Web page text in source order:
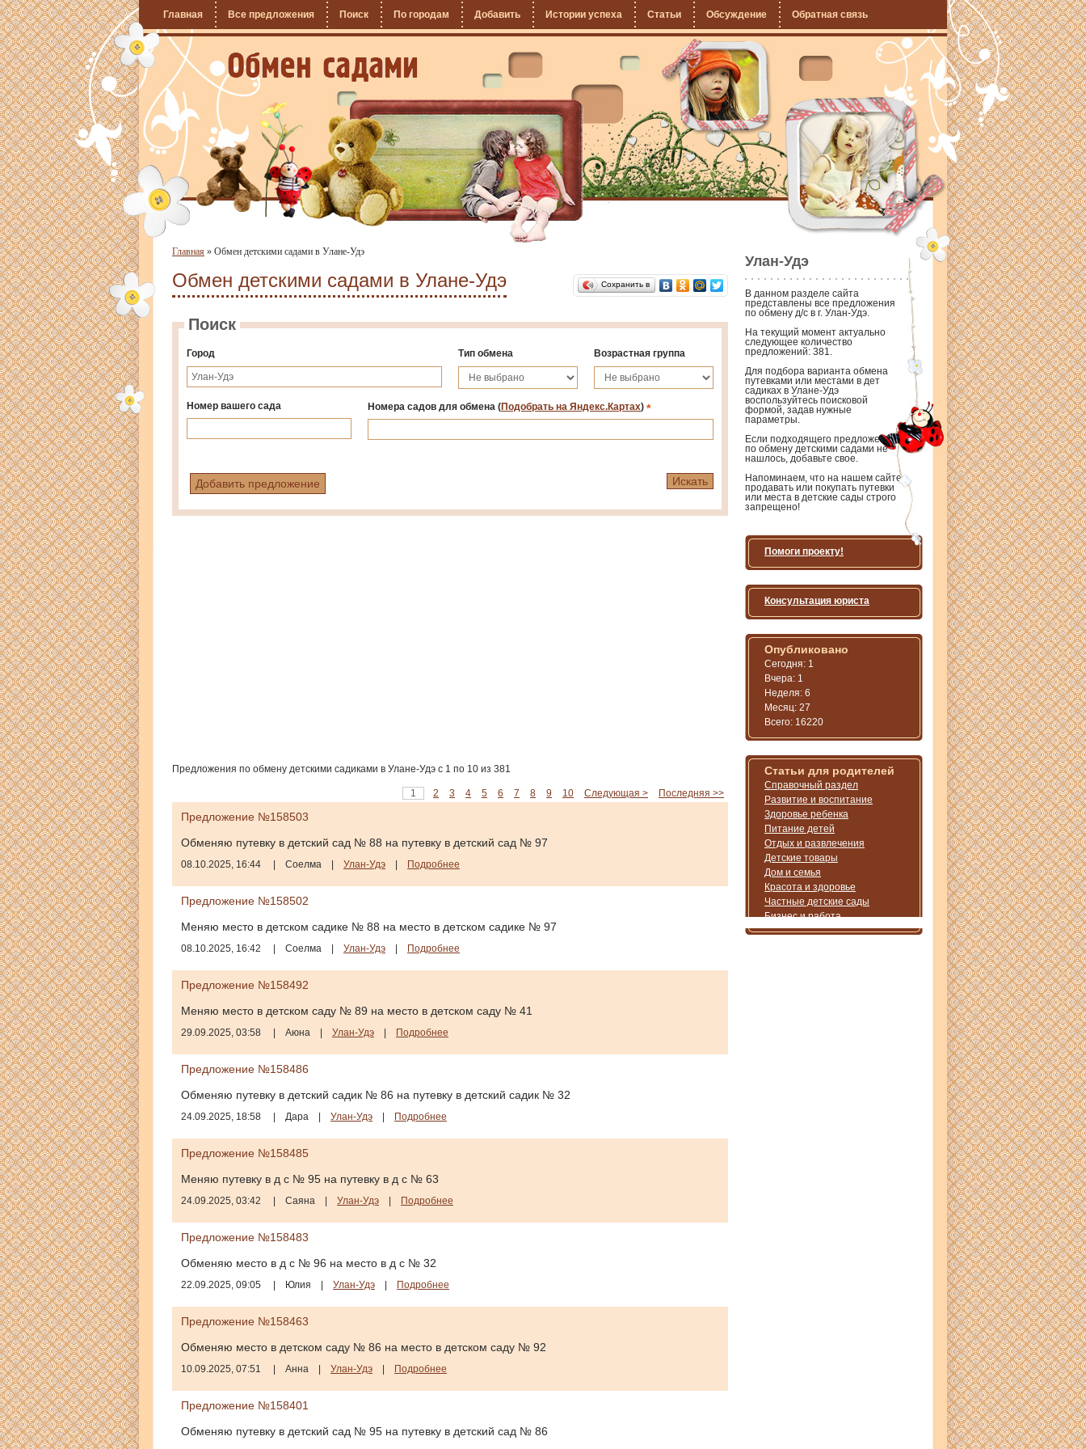
Главная Все предложения Поиск По городам Добавить Истории успеха Статьи Обсуждение Обратная связь
Главная » Обмен детскими садами в Улане-Удэ
Обмен детскими садами в Улане-Удэ Сохранить в
Поиск
Город Тип обмена Возрастная группа
Номер вашего сада Номера садов для обмена(Подобрать на Яндекс.Картах)*
Добавить предложение
Предложения по обмену детскими садиками в Улане-Удэ с 1 по 10 из 381
1 2 3 4 5 6 7 8 9 10 Следующая > Последняя >>
Предложение №158503
Обменяю путевку в детский сад № 88 на путевку в детский сад № 97
08.10.2025, 16:44 Соелма Улан-Удэ Подробнее
Предложение №158502
Меняю место в детском садике № 88 на место в детском садике № 97
08.10.2025, 16:42 Соелма Улан-Удэ Подробнее
Предложение №158492
Меняю место в детском саду № 89 на место в детском саду № 41
29.09.2025, 03:58 Аюна Улан-Удэ Подробнее
Предложение №158486
Обменяю путевку в детский садик № 86 на путевку в детский садик № 32
24.09.2025, 18:58 Дара Улан-Удэ Подробнее
Предложение №158485
Меняю путевку в д с № 95 на путевку в д с № 63
24.09.2025, 03:42 Саяна Улан-Удэ Подробнее
Предложение №158483
Обменяю место в д с № 96 на место в д с № 32
22.09.2025, 09:05 Юлия Улан-Удэ Подробнее
Предложение №158463
Обменяю место в детском саду № 86 на место в детском саду № 92
10.09.2025, 07:51 Анна Улан-Удэ Подробнее
Предложение №158401
Обменяю путевку в детский сад № 95 на путевку в детский сад № 86
Улан-Удэ
В данном разделе сайта
представлены все предложения
по обмену д/с в г. Улан-Удэ.
На текущий момент актуально
следующее количество
предложений: 381.
Для подбора варианта обмена
путевками или местами в дет
садиках в Улане-Удэ
воспользуйтесь поисковой
формой, задав нужные
параметры.
Если подходящего предложения
по обмену детскими садами не
нашлось, добавьте свое.
Напоминаем, что на нашем сайте
продавать или покупать путевки
или места в детские сады строго
запрещено!
Помоги проекту!
Консультация юриста
Опубликовано
Сегодня: 1
Вчера: 1
Неделя: 6
Месяц: 27
Всего: 16220
Статьи для родителей
Справочный раздел
Развитие и воспитание
Здоровье ребенка
Питание детей
Отдых и развлечения
Детские товары
Дом и семья
Красота и здоровье
Частные детские сады
Бизнес и работа